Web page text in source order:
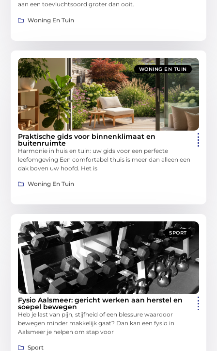
aan een toevluchtsoord groter dan ooit.
Woning En Tuin
WONING EN TUIN
Praktische gids voor binnenklimaat en
buitenruimte
Harmonie in huis en tuin: uw gids voor een perfecte
leefomgeving Een comfortabel thuis is meer dan alleen een
dak boven uw hoofd. Het is
Woning En Tuin
SPORT
Fysio Aalsmeer: gericht werken aan herstel en
soepel bewegen
Heb je last van pijn, stijfheid of een blessure waardoor
bewegen minder makkelijk gaat? Dan kan een fysio in
Aalsmeer je helpen om stap voor
Sport